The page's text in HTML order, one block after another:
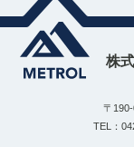
株
〒
TEL：